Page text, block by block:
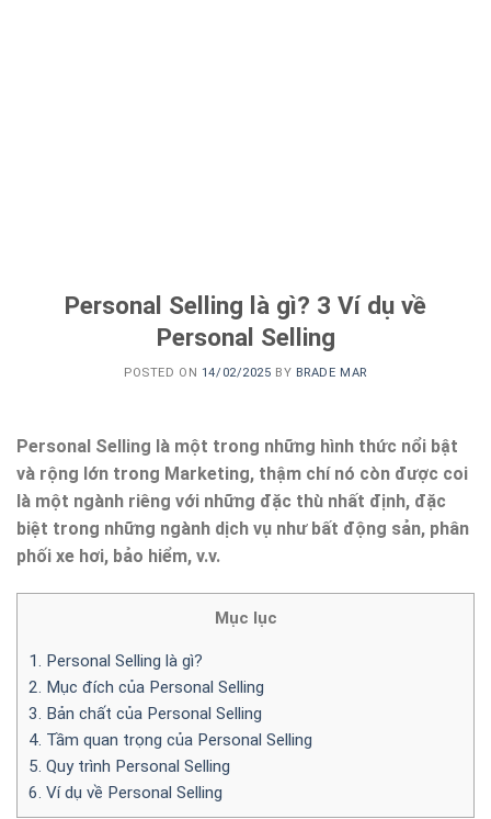
Personal Selling là gì? 3 Ví dụ về
Personal Selling
POSTED ON 14/02/2025 BY BRADE MAR
Personal Selling là một trong những hình thức nổi bật
và rộng lớn trong Marketing, thậm chí nó còn được coi
là một ngành riêng với những đặc thù nhất định, đặc
biệt trong những ngành dịch vụ như bất động sản, phân
phối xe hơi, bảo hiểm, v.v.
Mục lục
1. Personal Selling là gì?
2. Mục đích của Personal Selling
3. Bản chất của Personal Selling
4. Tầm quan trọng của Personal Selling
5. Quy trình Personal Selling
6. Ví dụ về Personal Selling